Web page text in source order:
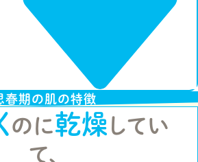
春期の肌の特徴
のに乾燥 してい
て、